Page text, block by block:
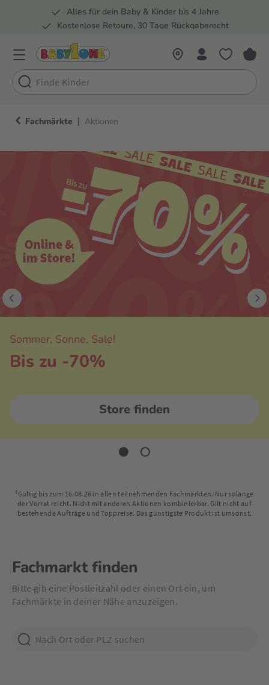
Zur Hauptnavigation springen
Alles für dein Baby & Kinder bis 4 Jahre
Kostenlose Retoure, 30 Tage Rückgaberecht
Fachmärkte | Aktionen
Sommer, Sonne, Sale!
Bis zu -70%
Store finden
²Gültig bis zum 16.08.26 in allen teilnehmenden Fachmärkten. Nur solange
der Vorrat reicht. Nicht mit anderen Aktionen kombinierbar. Gilt nicht auf
bestehende Aufträge und Toppreise. Das günstigste Produkt ist umsonst.
Fachmarkt finden
Bitte gib eine Postleitzahl oder einen Ort ein, um
Fachmärkte in deiner Nähe anzuzeigen.